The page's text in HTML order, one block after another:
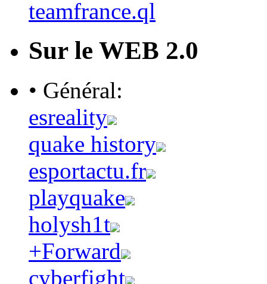
teamfrance.ql
Sur le WEB 2.0
• Général:
esreality
quake history
esportactu.fr
playquake
holysh1t
+Forward
cyberfight